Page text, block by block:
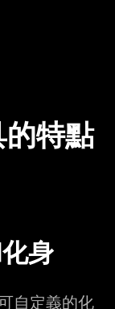
特點
身
自定義的化